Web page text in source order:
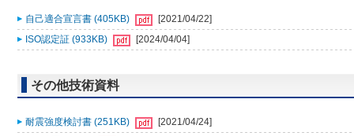
自己適合宣言書 (405KB)
[2021/04/22]
ISO認定証 (933KB)
[2024/04/04]
その他技術資料
耐震強度検討書 (251KB)
[2021/04/24]